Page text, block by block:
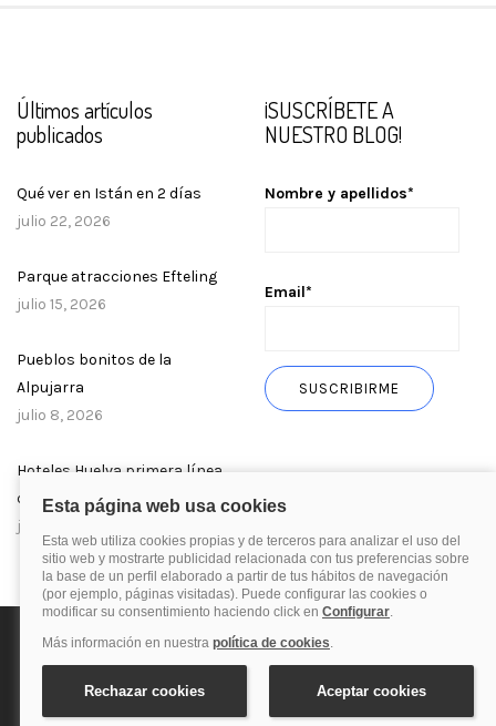
Últimos artículos
publicados
Qué ver en Istán en 2 días
julio 22, 2026
Parque atracciones Efteling
julio 15, 2026
Pueblos bonitos de la
Alpujarra
julio 8, 2026
Hoteles Huelva primera línea
de playa
julio 1, 2026
¡SUSCRÍBETE A
NUESTRO BLOG!
Nombre y apellidos*
Email*
© 2025 Blog de quehoteles.com. Todos los derechos reservados.